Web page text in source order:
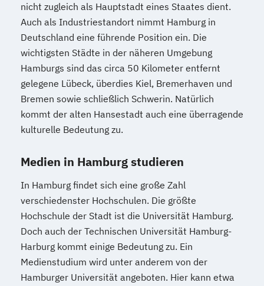
nicht zugleich als Hauptstadt eines Staates dient.
Auch als Industriestandort nimmt Hamburg in
Deutschland eine führende Position ein. Die
wichtigsten Städte in der näheren Umgebung
Hamburgs sind das circa 50 Kilometer entfernt
gelegene Lübeck, überdies Kiel, Bremerhaven und
Bremen sowie schließlich Schwerin. Natürlich
kommt der alten Hansestadt auch eine überragende
kulturelle Bedeutung zu.
Medien in Hamburg studieren
In Hamburg findet sich eine große Zahl
verschiedenster Hochschulen. Die größte
Hochschule der Stadt ist die Universität Hamburg.
Doch auch der Technischen Universität Hamburg-
Harburg kommt einige Bedeutung zu. Ein
Medienstudium wird unter anderem von der
Hamburger Universität angeboten. Hier kann etwa